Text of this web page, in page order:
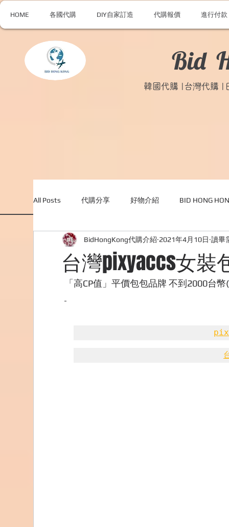
HOME 各國代購 DIY自家訂造 代購報價 進行付款
Bid
韓國代購 |台灣代購 |
All Posts 代購分享 好物介紹 BID HONG
外國購物網站介紹 ABOUT ME ABOUT
美食團購 購物 台灣代購網站
台灣pixyaccs女裝
BidHongKong代購介紹 2021年4月10日 讀畢
「高CP值」平價包包品牌 不到2000台